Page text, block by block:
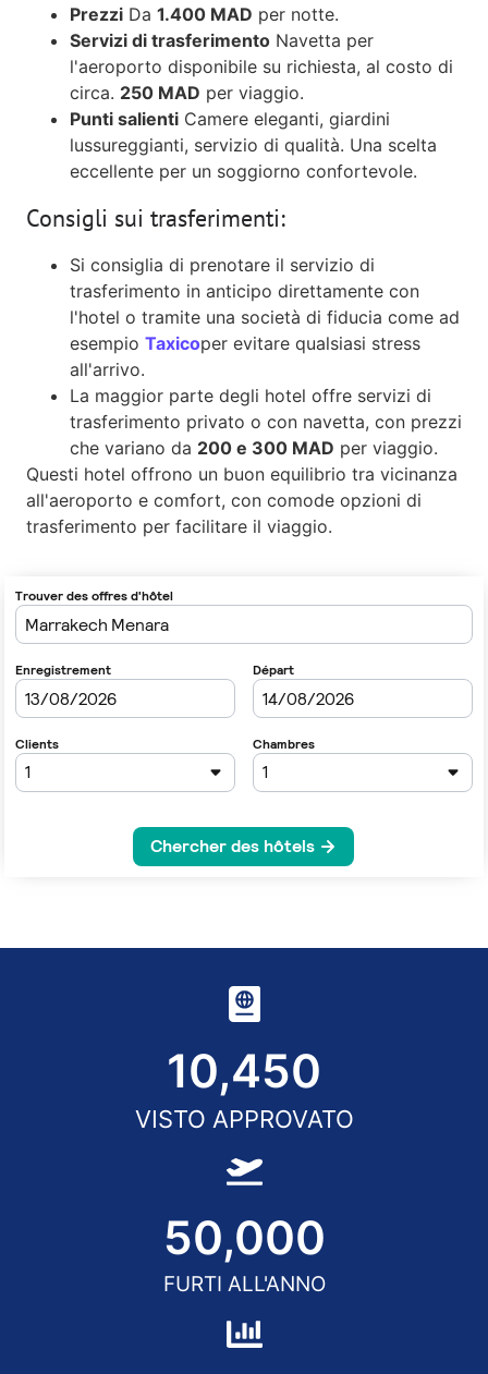
Prezzi Da 1.400 MAD per notte.
Servizi di trasferimento Navetta per
l'aeroporto disponibile su richiesta, al costo di
circa. 250 MAD per viaggio.
Punti salienti Camere eleganti, giardini
lussureggianti, servizio di qualità. Una scelta
eccellente per un soggiorno confortevole.
Consigli sui trasferimenti:
Si consiglia di prenotare il servizio di
trasferimento in anticipo direttamente con
l'hotel o tramite una società di fiducia come ad
esempio Taxicoper evitare qualsiasi stress
all'arrivo.
La maggior parte degli hotel offre servizi di
trasferimento privato o con navetta, con prezzi
che variano da 200 e 300 MAD per viaggio.
Questi hotel offrono un buon equilibrio tra vicinanza
all'aeroporto e comfort, con comode opzioni di
trasferimento per facilitare il viaggio.
VISTO APPROVATO
10,450
FURTI ALL'ANNO
50,000